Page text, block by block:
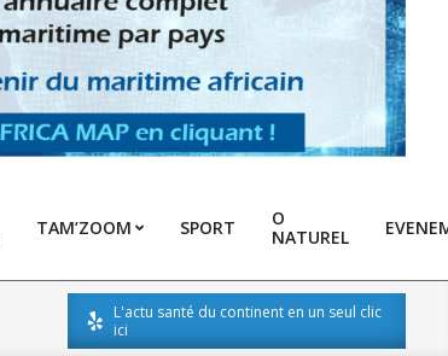
TAM’ZOOM SPORT
O
NATUREL
L'actu santé du continent en un seul clic
ici